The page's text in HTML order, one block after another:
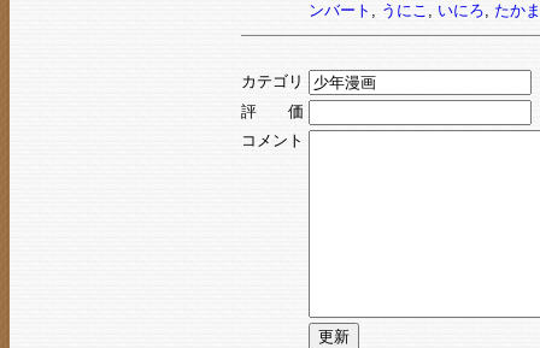
ンバート , うにこ , いにろ, たか
カテゴリ
評 価
コメント